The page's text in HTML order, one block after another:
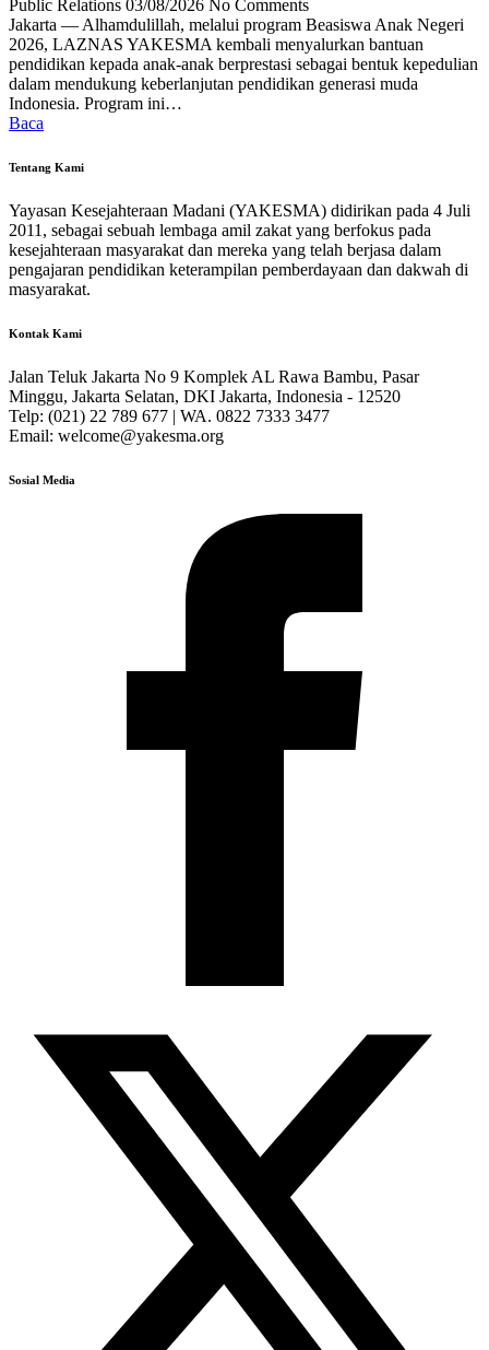
Public Relations 03/08/2026 No Comments
Jakarta — Alhamdulillah, melalui program Beasiswa Anak Negeri
2026, LAZNAS YAKESMA kembali menyalurkan bantuan
pendidikan kepada anak-anak berprestasi sebagai bentuk kepedulian
dalam mendukung keberlanjutan pendidikan generasi muda
Indonesia. Program ini…
Baca
Tentang Kami
Yayasan Kesejahteraan Madani (YAKESMA) didirikan pada 4 Juli
2011, sebagai sebuah lembaga amil zakat yang berfokus pada
kesejahteraan masyarakat dan mereka yang telah berjasa dalam
pengajaran pendidikan keterampilan pemberdayaan dan dakwah di
masyarakat.
Kontak Kami
Jalan Teluk Jakarta No 9 Komplek AL Rawa Bambu, Pasar
Minggu, Jakarta Selatan, DKI Jakarta, Indonesia - 12520
Telp: (021) 22 789 677 | WA. 0822 7333 3477
Email: welcome@yakesma.org
Sosial Media